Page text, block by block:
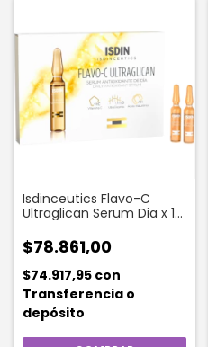
Isdinceutics Flavo-C
Ultraglican Serum Dia x 10
$78.861,00
$74.917,95 con
Transferencia o
depósito